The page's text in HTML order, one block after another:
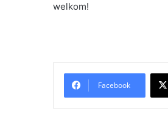
welkom!
Facebook